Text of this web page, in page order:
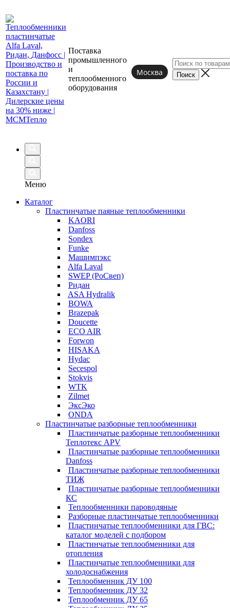
Поставка
промышленного
и
теплообменного
оборудования
Москва
Меню
Каталог
Пластинчатые паяные теплообменники
KAORI
Danfoss
Sondex
Funke
Машимпэкс
Alfa Laval
SWEP (РоСвеп)
Ридан
ASA Hydralik
BOWA
Brazepak
Doucette
ECO AIR
Forwon
HISAKA
Hydac
Secespol
Stokvis
WTK
Zilmet
ЭксЭко
ONDA
Пластинчатые разборные теплообменники
Пластинчатые разборные теплообменники
Теплотекс APV
Пластинчатые разборные теплообменники
Danfoss
Пластинчатые разборные теплообменники
ТИЖ
Пластинчатые разборные теплообменники
КC
Теплообменники пароводяные
Разборные пластинчатые теплообменники
Пластинчатые теплообменники для ГВС:
каталог моделей с подбором
Пластинчатые теплообменники для
отопления
Пластинчатые теплообменники для
холодоснабжения
Теплообменник ДУ 100
Теплообменник ДУ 32
Теплообменник ДУ 65